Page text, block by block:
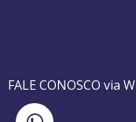
FALE CONOSCO via